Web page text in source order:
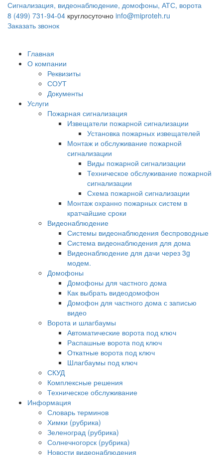
Сигнализация, видеонаблюдение, домофоны, АТС, ворота
8 (499) 731-94-04 круглосуточно info@miproteh.ru
Заказать звонок
Главная
О компании
Реквизиты
СОУТ
Документы
Услуги
Пожарная сигнализация
Извещатели пожарной сигнализации
Установка пожарных извещателей
Монтаж и обслуживание пожарной
сигнализации
Виды пожарной сигнализации
Техническое обслуживание пожарной
сигнализации
Схема пожарной сигнализации
Монтаж охранно пожарных систем в
кратчайшие сроки
Видеонаблюдение
Системы видеонаблюдения беспроводные
Система видеонаблюдения для дома
Видеонаблюдение для дачи через 3g
модем.
Домофоны
Домофоны для частного дома
Как выбрать видеодомофон
Домофон для частного дома с записью
видео
Ворота и шлагбаумы
Автоматические ворота под ключ
Распашные ворота под ключ
Откатные ворота под ключ
Шлагбаумы под ключ
СКУД
Комплексные решения
Техническое обслуживание
Информация
Словарь терминов
Химки (рубрика)
Зеленоград (рубрика)
Солнечногорск (рубрика)
Новости видеонаблюдения